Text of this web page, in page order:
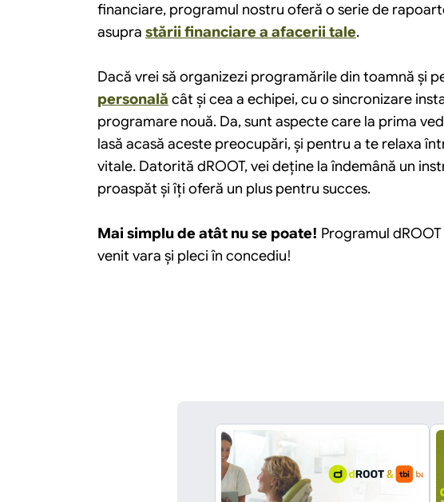
financiare, programul nostru oferă o serie de
asupra stării financiare a afacerii tale.
Dacă vrei să organizezi programările din toamnă și
personală cât și cea a echipei, cu o sincronizare
programare nouă. Da, sunt aspecte care la prima
lasă acasă aceste preocupări, și pentru a te relaxa
vitale. Datorită dROOT, vei deține la îndemână un
proaspăt şi îți oferă un plus pentru succes.
Mai simplu de atât nu se poate! Programul
venit vara și pleci în concediu!